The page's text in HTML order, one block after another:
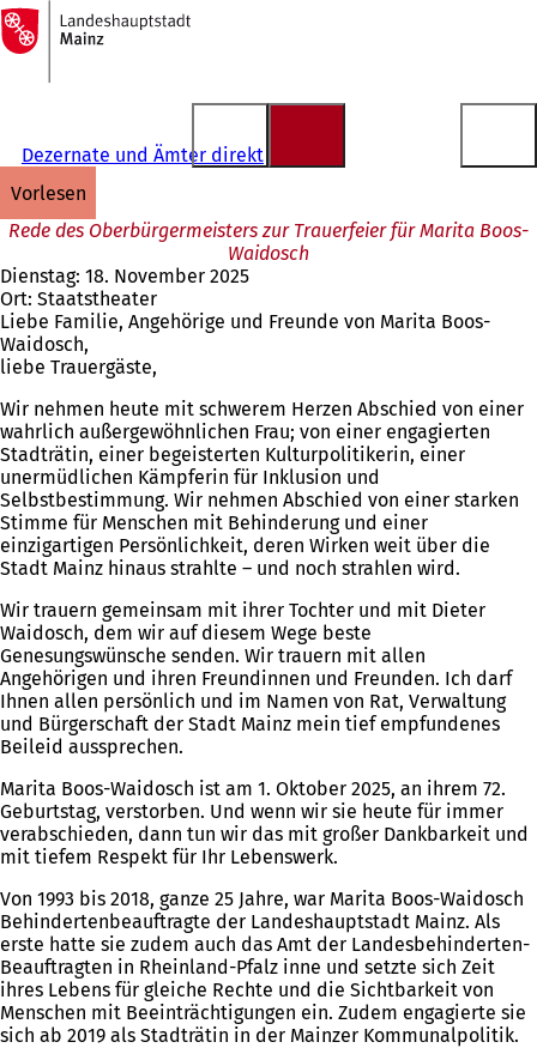
Inhalt anspringen
Zur
Startseite
Dezernate und Ämter direkt
vorlesen
Rede des Oberbürgermeisters zur Trauerfeier für Marita Boos-
Waidosch
Dienstag: 18. November 2025
Ort: Staatstheater
Liebe Familie, Angehörige und Freunde von Marita Boos-
Waidosch,
liebe Trauergäste,
Wir nehmen heute mit schwerem Herzen Abschied von einer
wahrlich außergewöhnlichen Frau; von einer engagierten
Stadträtin, einer begeisterten Kulturpolitikerin, einer
unermüdlichen Kämpferin für Inklusion und
Selbstbestimmung. Wir nehmen Abschied von einer starken
Stimme für Menschen mit Behinderung und einer
einzigartigen Persönlichkeit, deren Wirken weit über die
Stadt Mainz hinaus strahlte – und noch strahlen wird.
Wir trauern gemeinsam mit ihrer Tochter und mit Dieter
Waidosch, dem wir auf diesem Wege beste
Genesungswünsche senden. Wir trauern mit allen
Angehörigen und ihren Freundinnen und Freunden. Ich darf
Ihnen allen persönlich und im Namen von Rat, Verwaltung
und Bürgerschaft der Stadt Mainz mein tief empfundenes
Beileid aussprechen.
Marita Boos-Waidosch ist am 1. Oktober 2025, an ihrem 72.
Geburtstag, verstorben. Und wenn wir sie heute für immer
verabschieden, dann tun wir das mit großer Dankbarkeit und
mit tiefem Respekt für Ihr Lebenswerk.
Von 1993 bis 2018, ganze 25 Jahre, war Marita Boos-Waidosch
Behindertenbeauftragte der Landeshauptstadt Mainz. Als
erste hatte sie zudem auch das Amt der Landesbehinderten-
Beauftragten in Rheinland-Pfalz inne und setzte sich Zeit
ihres Lebens für gleiche Rechte und die Sichtbarkeit von
Menschen mit Beeinträchtigungen ein. Zudem engagierte sie
sich ab 2019 als Stadträtin in der Mainzer Kommunalpolitik.